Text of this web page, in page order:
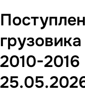
2010-2016